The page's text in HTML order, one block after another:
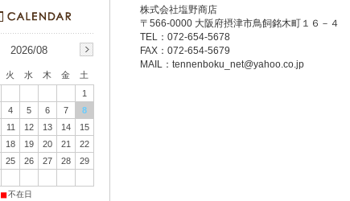
株式会社塩野商店
〒566-0000 大阪府摂津市鳥飼銘木町１６－４
TEL：072-654-5678
FAX：072-654-5679
MAIL： tennenboku_net@yahoo.co.jp
2026/08
火 水 木 金
土
1
4 5 6 7
8
11 12 13 14
15
18 19 20 21
22
25 26 27 28
29
■不在日